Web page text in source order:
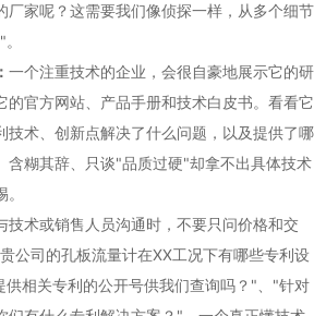
厂家呢？这需要我们像侦探一样，从多个细节
一个注重技术的企业，会很自豪地展示它的研
的官方网站、产品手册和技术白皮书。看看它
技术、创新点解决了什么问题，以及提供了哪
含糊其辞、只谈"品质过硬"却拿不出具体技术
技术或销售人员沟通时，不要只问价格和交
公司的孔板流量计在XX工况下有哪些专利设
相关专利的公开号供我们查询吗？"、"针对